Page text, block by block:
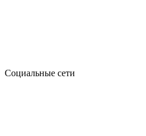
Социальные сети